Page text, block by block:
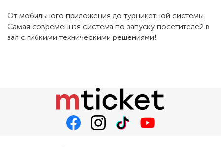
От мобильного приложения до турникетной системы.
Самая современная система по запуску посетителей в
зал с гибкими техническими решениями!